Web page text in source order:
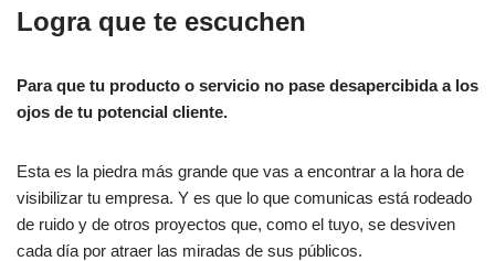
Logra que te escuchen
Para que tu producto o servicio no pase desapercibida a los
ojos de tu potencial cliente.
Esta es la piedra más grande que vas a encontrar a la hora de
visibilizar tu empresa. Y es que lo que comunicas está rodeado
de ruido y de otros proyectos que, como el tuyo, se desviven
cada día por atraer las miradas de sus públicos.